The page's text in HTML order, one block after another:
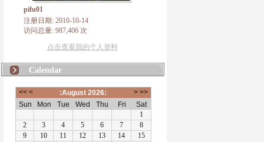
pifu01
注册日期: 2010-10-14
访问总量: 987,406 次
点击查看我的个人资料
Calendar